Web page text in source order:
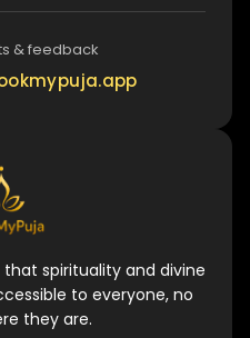
& feedback
that spirituality and divine
to everyone, no
they are.